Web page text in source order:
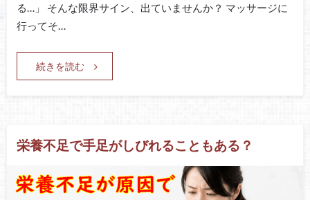
る…」 そんな限界サイン、出ていませんか？ マッサージに
行ってそ…
続きを読む
栄養不足で手足がしびれることもある？